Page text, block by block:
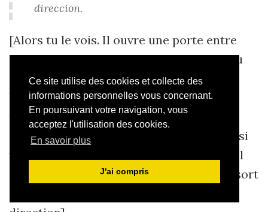
Ce site utilise des cookies et collecte des
informations personnelles vous concernant.
En poursuivant votre navigation, vous
acceptez l'utilisation des cookies.
En savoir plus
J'ai compris
direccion.
[Alors tu le vois. Il ouvre une porte entre
deux magasins, il est grand, blond et beau
comme l’archange mythologique. Sans
hésiter, comme dans tes cauchemars
répétés, une fois et une fois encore, il
avance vers toi et tu le reconnais, même si
tu vois son visage pour la première fois. Il
écarte la foule qui ne s’aperçoit de rien, sort